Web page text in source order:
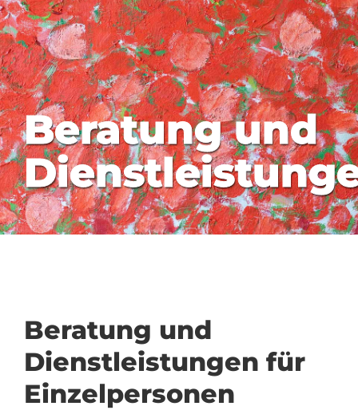
Beratung und
Beratung und
Dienstleistungen für
Einzelpersonen